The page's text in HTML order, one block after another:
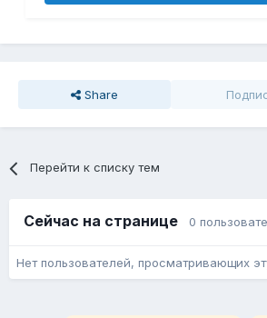
Share
Перейти к списку тем
Сейчас на странице 0
Нет пользователей, просматривающих